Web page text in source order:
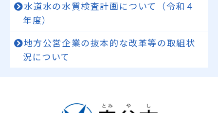
水道水の水質検査計画について（令和４
年度）
地方公営企業の抜本的な改革等の取組状
況について